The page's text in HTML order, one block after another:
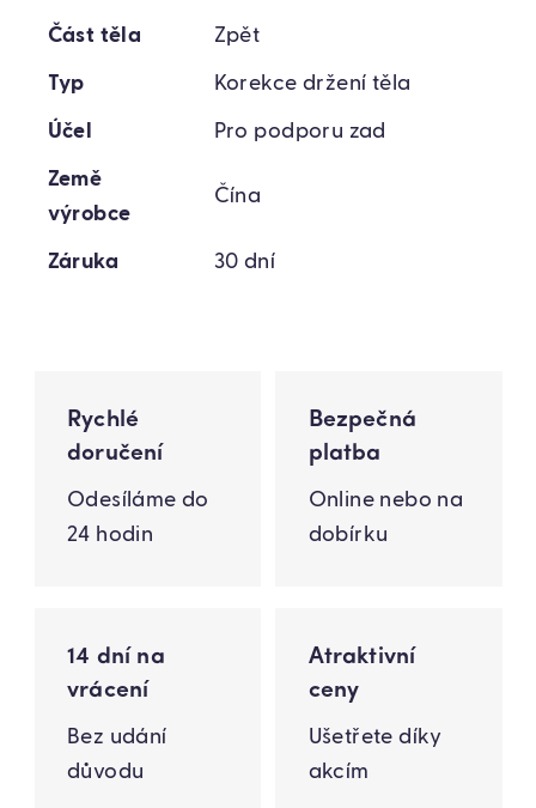
Část těla Zpět
Typ Korekce držení těla
Účel Pro podporu zad
Země
výrobce
Čína
Záruka 30 dní
Rychlé
doručení
Odesíláme do
24 hodin
Bezpečná
platba
Online nebo na
dobírku
14 dní na
vrácení
Bez udání
důvodu
Atraktivní
ceny
Ušetřete díky
akcím